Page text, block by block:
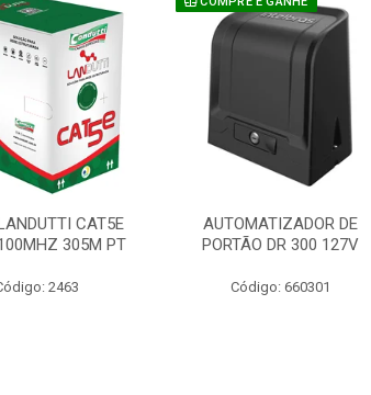
CAT5E
305M PT
2463
AUTOMATIZADOR DE
PORTÃO DR 300 127V
Código: 660301